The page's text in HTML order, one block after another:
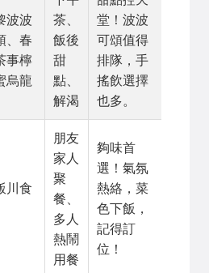
波波
、春
事檸
烏龍
茶、
飯後
甜
點、
解渴
堂！波波
可頌值得
排隊，手
搖飲選擇
也多。
川食
朋友
家人
聚
餐、
多人
熱鬧
用餐
夠味首
選！氣氛
熱絡，菜
色下飯，
記得訂
位！